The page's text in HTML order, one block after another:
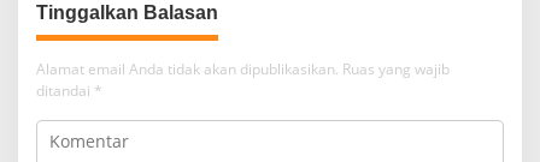
Tinggalkan Balasan
Alamat email Anda tidak akan dipublikasikan. Ruas yang wajib
ditandai *